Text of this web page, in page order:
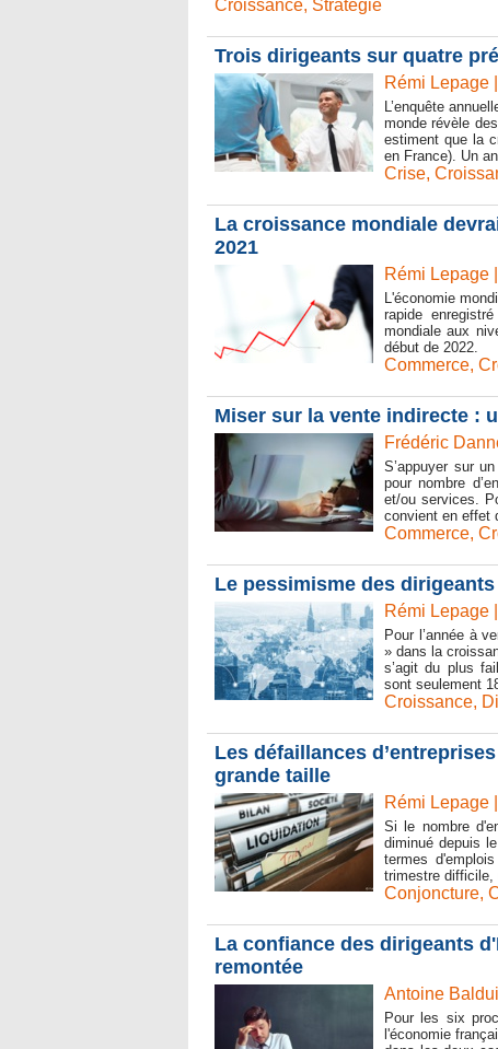
Croissance, Stratégie
Trois dirigeants sur quatre
Rémi Lepage
L’enquête
monde révèle
estiment que la
en France). Un
Crise,
La croissance mondiale
2021
Rémi Lepage
L'économie
rapide
mondiale aux
début de 2022.
Commerce,
Miser sur la vente indirecte :
Frédéric
S’appuyer sur
pour nombre
et/ou services.
convient en effet
Commerce,
Le pessimisme des
Rémi Lepage
Pour l’année à
» dans la
s’agit du plus
sont seulement
Croissance,
Les défaillances
grande taille
Rémi Lepage
Si le nombre
diminué depuis
termes
trimestre difficile,
Conjoncture,
La confiance des dirigeants
remontée
Antoine
Pour les six
l'économie